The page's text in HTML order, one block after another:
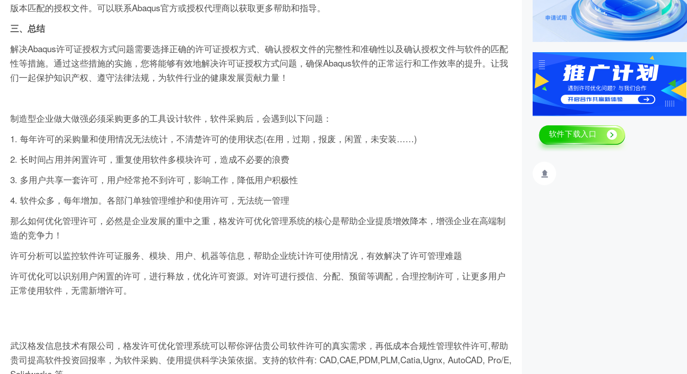
版本匹配的授权文件。可以联系Abaqus官方或授权代理商以获取更多帮助和指导。
三、总结
解决Abaqus许可证授权方式问题需要选择正确的许可证授权方式、确认授权文件的完整性和准确性以及确认授权文件与软件的匹配
性等措施。通过这些措施的实施，您将能够有效地解决许可证授权方式问题，确保Abaqus软件的正常运行和工作效率的提升。让我
们一起保护知识产权、遵守法律法规，为软件行业的健康发展贡献力量！
制造型企业做大做强必须采购更多的工具设计软件，软件采购后，会遇到以下问题：
1. 每年许可的采购量和使用情况无法统计，不清楚许可的使用状态(在用，过期，报废，闲置，未安装……)
2. 长时间占用并闲置许可，重复使用软件多模块许可，造成不必要的浪费
3. 多用户共享一套许可，用户经常抢不到许可，影响工作，降低用户积极性
4. 软件众多，每年增加。各部门单独管理维护和使用许可，无法统一管理
那么如何优化管理许可，必然是企业发展的重中之重，格发许可优化管理系统的核心是帮助企业提质增效降本，增强企业在高端制
造的竞争力！
许可分析可以监控软件许可证服务、模块、用户、机器等信息，帮助企业统计许可使用情况，有效解决了许可管理难题
许可优化可以识别用户闲置的许可，进行释放，优化许可资源。对许可进行授信、分配、预留等调配，合理控制许可，让更多用户
正常使用软件，无需新增许可。
武汉格发信息技术有限公司，格发许可优化管理系统可以帮你评估贵公司软件许可的真实需求，再低成本合规性管理软件许可,帮助
贵司提高软件投资回报率，为软件采购、使用提供科学决策依据。支持的软件有: CAD,CAE,PDM,PLM,Catia,Ugnx, AutoCAD, Pro/E,